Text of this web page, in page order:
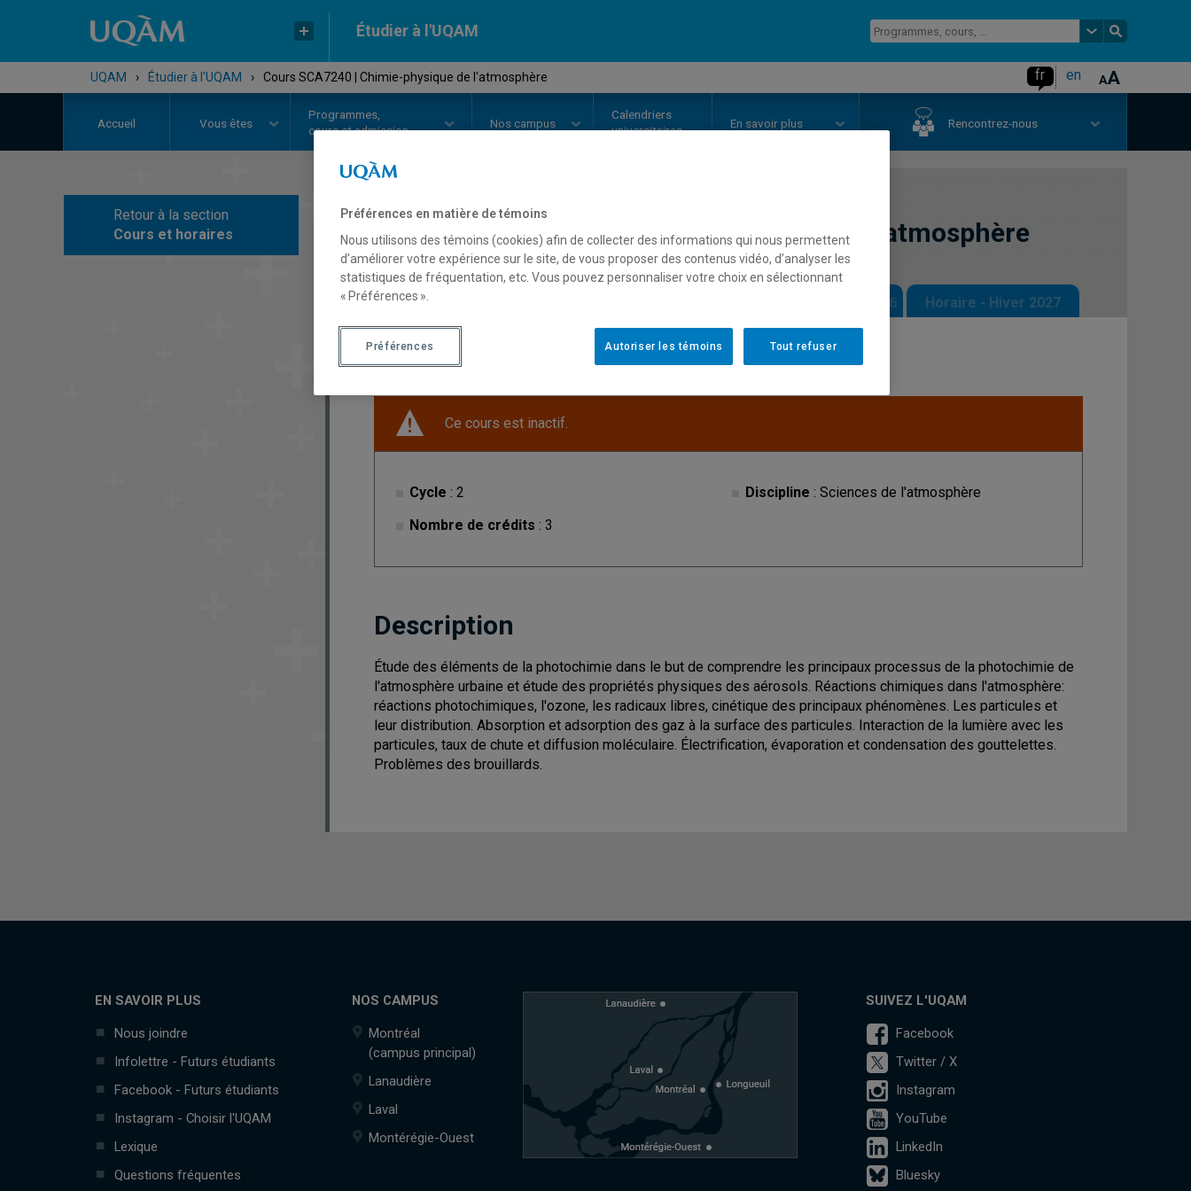
Étudier à l'UQAM
UQAM › Étudier à l'UQAM › Cours SCA7240 | Chimie-physique de l'atmosphère fr en
Accueil Vous êtes
Programmes,
cours et admission
Nos campus
Calendriers
universitaires
En savoir plus Rencontrez-nous
Retour à la section
Cours et horaires
COURS// SCA7240-Chimie-physique de l'atmosphère
Description Horaire - Automne 2026 Horaire - Hiver 2027
Ce cours est inactif.
Cycle : 2
Nombre de crédits : 3
Discipline : Sciences de l'atmosphère
Description
Étude des éléments de la photochimie dans le but de comprendre les principaux processus de la photochimie de
l'atmosphère urbaine et étude des propriétés physiques des aérosols. Réactions chimiques dans l'atmosphère:
réactions photochimiques, l'ozone, les radicaux libres, cinétique des principaux phénomènes. Les particules et
leur distribution. Absorption et adsorption des gaz à la surface des particules. Interaction de la lumière avec les
particules, taux de chute et diffusion moléculaire. Électrification, évaporation et condensation des gouttelettes.
Problèmes des brouillards.
EN SAVOIR PLUS
Nous joindre
Infolettre - Futurs étudiants
Facebook - Futurs étudiants
Instagram - Choisir l'UQAM
Lexique
Questions fréquentes
NOS CAMPUS
Montréal
(campus principal)
Lanaudière
Laval
Montérégie-Ouest
SUIVEZ L'UQAM
Facebook
Twitter / X
Instagram
YouTube
LinkedIn
Bluesky
Préférences en matière de témoins
Nous utilisons des témoins (cookies) afin de collecter des informations qui nous permettent
d’améliorer votre expérience sur le site, de vous proposer des contenus vidéo, d’analyser les
statistiques de fréquentation, etc. Vous pouvez personnaliser votre choix en sélectionnant
« Préférences ».
Tout refuser
Autoriser les témoins
Préférences